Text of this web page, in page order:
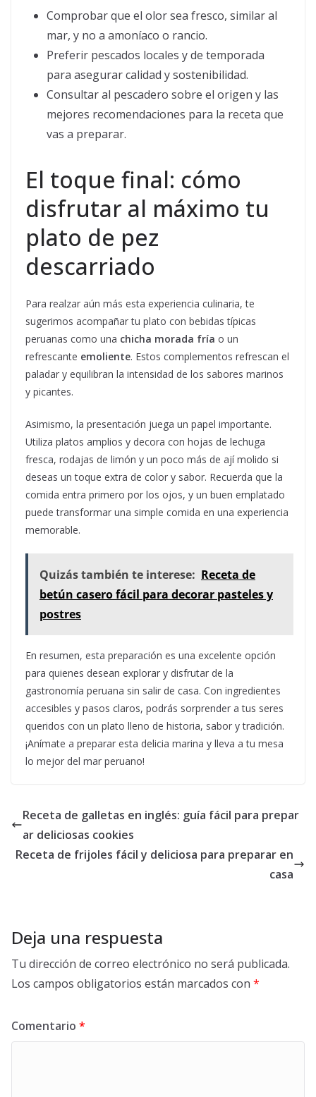
Comprobar que el olor sea fresco, similar al
mar, y no a amoníaco o rancio.
Preferir pescados locales y de temporada
para asegurar calidad y sostenibilidad.
Consultar al pescadero sobre el origen y las
mejores recomendaciones para la receta que
vas a preparar.
El toque final: cómo
disfrutar al máximo tu
plato de pez
descarriado
Para realzar aún más esta experiencia culinaria, te
sugerimos acompañar tu plato con bebidas típicas
peruanas como una chicha morada fría o un
refrescante emoliente. Estos complementos refrescan el
paladar y equilibran la intensidad de los sabores marinos
y picantes.
Asimismo, la presentación juega un papel importante.
Utiliza platos amplios y decora con hojas de lechuga
fresca, rodajas de limón y un poco más de ají molido si
deseas un toque extra de color y sabor. Recuerda que la
comida entra primero por los ojos, y un buen emplatado
puede transformar una simple comida en una experiencia
memorable.
Quizás también te interese: Receta de
betún casero fácil para decorar pasteles y
postres
En resumen, esta preparación es una excelente opción
para quienes desean explorar y disfrutar de la
gastronomía peruana sin salir de casa. Con ingredientes
accesibles y pasos claros, podrás sorprender a tus seres
queridos con un plato lleno de historia, sabor y tradición.
¡Anímate a preparar esta delicia marina y lleva a tu mesa
lo mejor del mar peruano!
Receta de galletas en inglés: guía fácil para prepar
ar deliciosas cookies
Receta de frijoles fácil y deliciosa para preparar en
casa
Deja una respuesta
Tu dirección de correo electrónico no será publicada.
Los campos obligatorios están marcados con *
Comentario *